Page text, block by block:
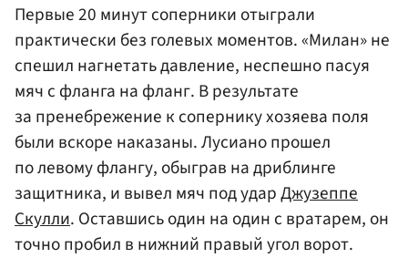
Первые 20 минут соперники отыграли
практически без голевых моментов. «Милан» не
спешил нагнетать давление, неспешно пасуя
мяч с фланга на фланг. В результате
за пренебрежение к сопернику хозяева поля
были вскоре наказаны. Лусиано прошел
по левому флангу, обыграв на дриблинге
защитника, и вывел мяч под ударДжузеппе
Скулли. Оставшись один на один с вратарем, он
точно пробил в нижний правый угол ворот.